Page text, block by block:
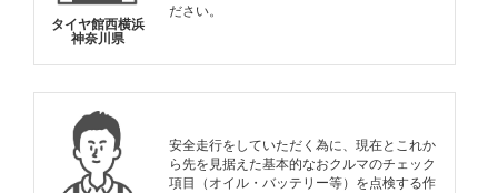
タイヤ館西横浜
神奈川県
ださい。
安全走行をしていただく為に、現在とこれか
ら先を見据えた基本的なおクルマのチェック
項目（オイル・バッテリー等）を点検する作